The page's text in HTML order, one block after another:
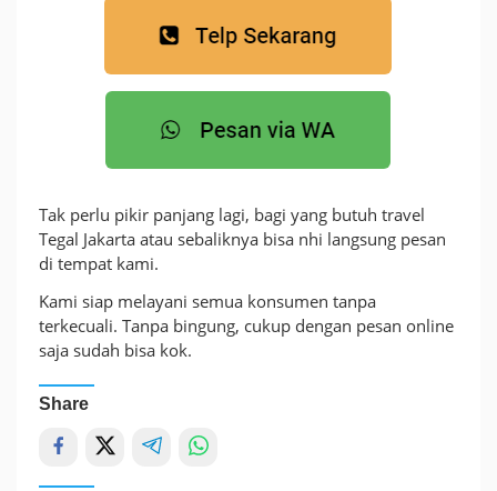
Tak perlu pikir panjang lagi, bagi yang butuh travel
Tegal Jakarta atau sebaliknya bisa nhi langsung pesan
di tempat kami.
Kami siap melayani semua konsumen tanpa
terkecuali. Tanpa bingung, cukup dengan pesan online
saja sudah bisa kok.
Share